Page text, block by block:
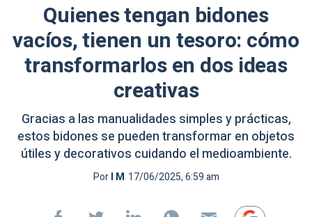
Quienes tengan bidones
vacíos, tienen un tesoro: cómo
transformarlos en dos ideas
creativas
Gracias a las manualidades simples y prácticas,
estos bidones se pueden transformar en objetos
útiles y decorativos cuidando el medioambiente.
PorI M 17/06/2025, 6:59 am